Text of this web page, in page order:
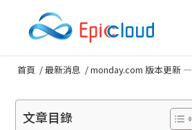
首頁 /最新消息 /monday.com 版本更新
文章目錄